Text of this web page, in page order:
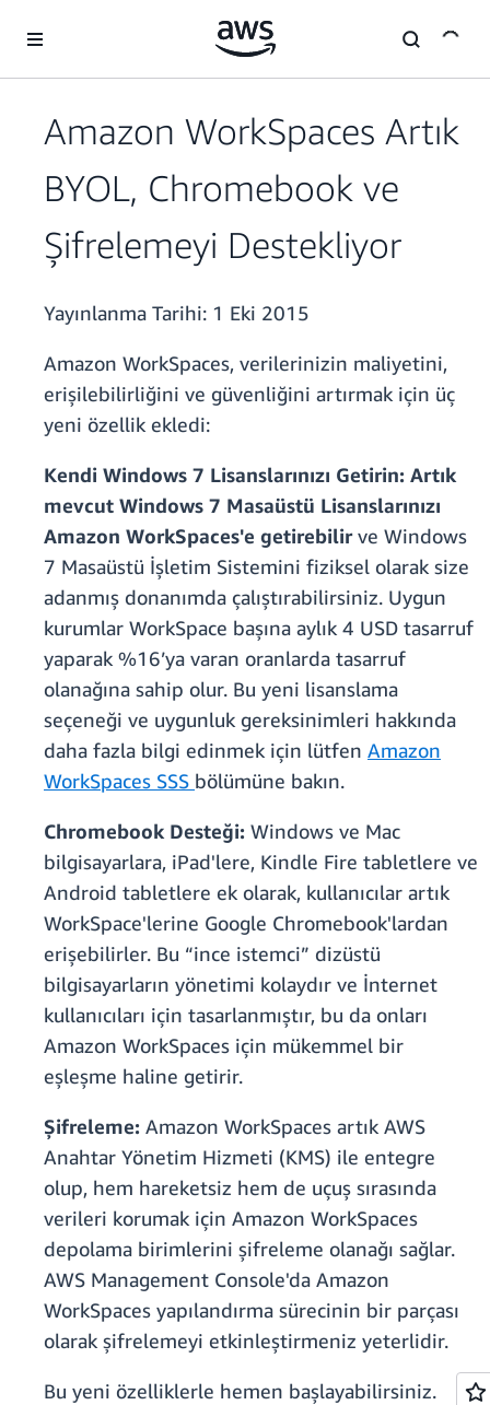
Amazon WorkSpaces Artık
BYOL, Chromebook ve
Şifrelemeyi Destekliyor
Yayınlanma Tarihi: 1 Eki 2015
Amazon WorkSpaces, verilerinizin maliyetini,
erişilebilirliğini ve güvenliğini artırmak için üç
yeni özellik ekledi:
Kendi Windows 7 Lisanslarınızı Getirin: Artık
mevcut Windows 7 Masaüstü Lisanslarınızı
Amazon WorkSpaces'e getirebilirve Windows
7 Masaüstü İşletim Sistemini fiziksel olarak size
adanmış donanımda çalıştırabilirsiniz. Uygun
kurumlar WorkSpace başına aylık 4 USD tasarruf
yaparak %16’ya varan oranlarda tasarruf
olanağına sahip olur. Bu yeni lisanslama
seçeneği ve uygunluk gereksinimleri hakkında
daha fazla bilgi edinmek için lütfen Amazon
WorkSpaces SSS bölümüne bakın.
Chromebook Desteği: Windows ve Mac
bilgisayarlara, iPad'lere, Kindle Fire tabletlere ve
Android tabletlere ek olarak, kullanıcılar artık
WorkSpace'lerine Google Chromebook'lardan
erişebilirler. Bu “ince istemci” dizüstü
bilgisayarların yönetimi kolaydır ve İnternet
kullanıcıları için tasarlanmıştır, bu da onları
Amazon WorkSpaces için mükemmel bir
eşleşme haline getirir.
Şifreleme: Amazon WorkSpaces artık AWS
Anahtar Yönetim Hizmeti (KMS) ile entegre
olup, hem hareketsiz hem de uçuş sırasında
verileri korumak için Amazon WorkSpaces
depolama birimlerini şifreleme olanağı sağlar.
AWS Management Console'da Amazon
WorkSpaces yapılandırma sürecinin bir parçası
olarak şifrelemeyi etkinleştirmeniz yeterlidir.
Bu yeni özelliklerle hemen başlayabilirsiniz.